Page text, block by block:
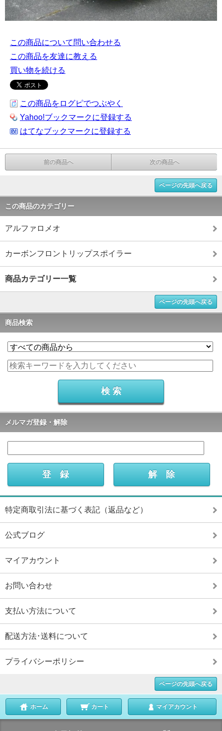
この商品について問い合わせる
この商品を友達に教える
買い物を続ける
この商品をログピでつぶやく
Yahoo!ブックマークに登録する
はてなブックマークに登録する
前の商品へ 次の商品へ
ページの先頭へ戻る
この商品のカテゴリー
アルファロメオ
カーボンフロントリップスポイラー
商品カテゴリー一覧
ページの先頭へ戻る
商品検索
メルマガ登録・解除
特定商取引法に基づく表記（返品など）
公式ブログ
マイアカウント
お問い合わせ
支払い方法について
配送方法･送料について
プライバシーポリシー
ページの先頭へ戻る
ホーム カート マイアカウント